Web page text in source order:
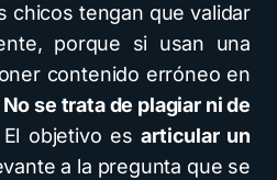
chicos tengan que validar
porque si usan una
contenido erróneo en
No se trata de plagiar ni de
El objetivo esarticular un
a la pregunta que se